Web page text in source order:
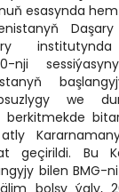
esasynda
nji
we
geçirildi. Bu
bilen BMG-
bolşy ýaly,